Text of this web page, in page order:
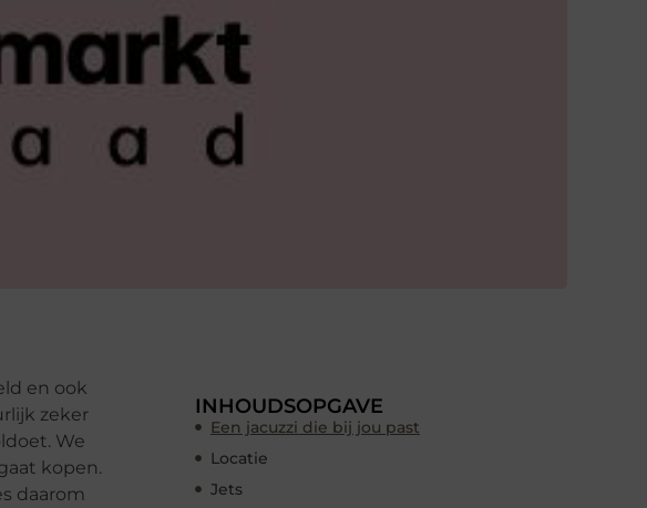
en ook
zeker
We
kopen.
daarom
INHOUDSOPGAVE
Een jacuzzi die bij jou past
Locatie
Jets